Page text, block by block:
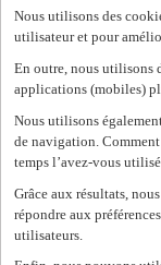
Nous utilisons des
utilisateur et pour
En outre, nous utilisons
applications (mobiles)
Nous utilisons
de navigation.
temps l’avez-vous
Grâce aux résultats,
répondre aux
utilisateurs.
Notre histoire
Events
Durabilité
Candidature
nl
fr
nl
fr
Loading...